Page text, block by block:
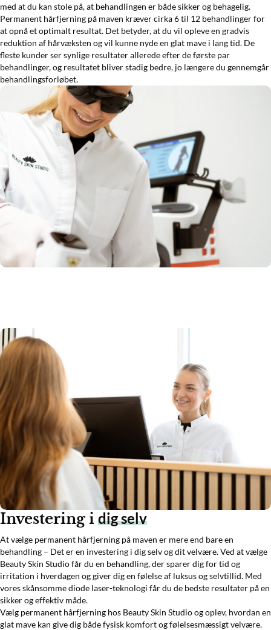
med at du kan stole på, at behandlingen er både sikker og behagelig.
Permanent hårfjerning på maven kræver cirka 6 til 12 behandlinger for
at opnå et optimalt resultat. Det betyder, at du vil opleve en gradvis
reduktion af hårvæksten og vil kunne nyde en glat mave i lang tid. De
fleste kunder ser synlige resultater allerede efter de første par
behandlinger, og resultatet bliver stadig bedre, jo længere du gennemgår
behandlingsforløbet.
Investering i dig selv
At vælge permanent hårfjerning på maven er mere end bare en
behandling – Det er en investering i dig selv og dit velvære. Ved at vælge
Beauty Skin Studio får du en behandling, der sparer dig for tid og
irritation i hverdagen og giver dig en følelse af luksus og selvtillid. Med
vores skånsomme diode laser-teknologi får du de bedste resultater på en
sikker og effektiv måde.
Vælg permanent hårfjerning hos Beauty Skin Studio og oplev, hvordan en
glat mave kan give dig både fysisk komfort og følelsesmæssigt velvære.